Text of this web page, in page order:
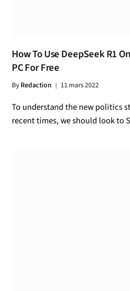
How To Use DeepSeek R1
PC For Free
ByRedaction 11 mars 2022
To understand the new politics
recent times, we should look to